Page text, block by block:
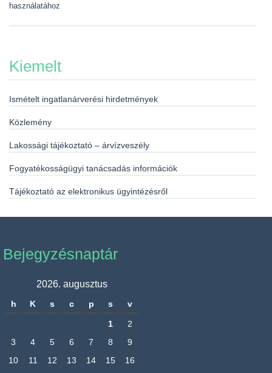
használatához
Kiemelt
Ismételt ingatlanárverési hirdetmények
Közlemény
Lakossági tájékoztató – árvízveszély
Fogyatékosságügyi tanácsadás információk
Tájékoztató az elektronikus ügyintézésről
Bejegyzésnaptár
2026. augusztus
h K s c p s v
1
2
3
4 5 6 7 8
9
10
11 12 13 14 15
16